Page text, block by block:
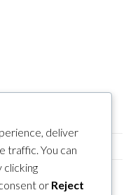
deliver
traffic. You can
clicking
or Reject